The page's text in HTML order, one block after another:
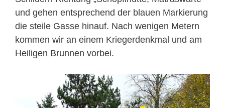
und gehen entsprechend der blauen Markierung
die steile Gasse hinauf. Nach wenigen Metern
kommen wir an einem Kriegerdenkmal und am
Heiligen Brunnen vorbei.